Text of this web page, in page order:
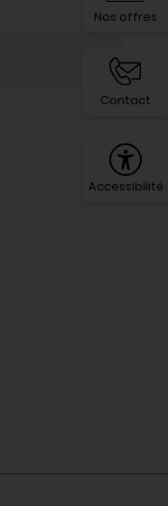
>
Nos offres
Contact
Accessibilité